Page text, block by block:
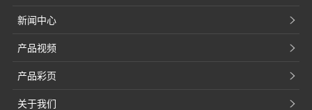
新闻中心
产品视频
产品彩页
关于我们